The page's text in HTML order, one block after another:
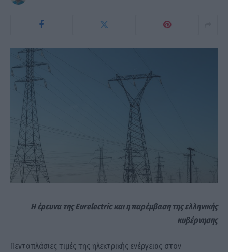
Η έρευνα της Eurelectric και η παρέμβαση της ελληνικής
κυβέρνησης
Πενταπλάσιες τιμές της ηλεκτρικής ενέργειας στον